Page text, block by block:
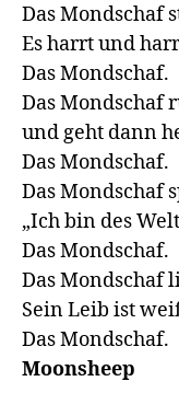
Das Mondschaf
Es harrt und
Das Mondschaf.
Das Mondschaf
und geht dann
Das Mondschaf.
Das Mondschaf
„Ich bin des
Das Mondschaf.
Das Mondschaf
Sein Leib ist
Moonsheep